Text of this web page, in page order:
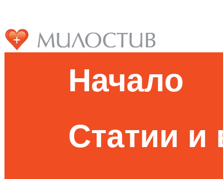
Начало
Статии и